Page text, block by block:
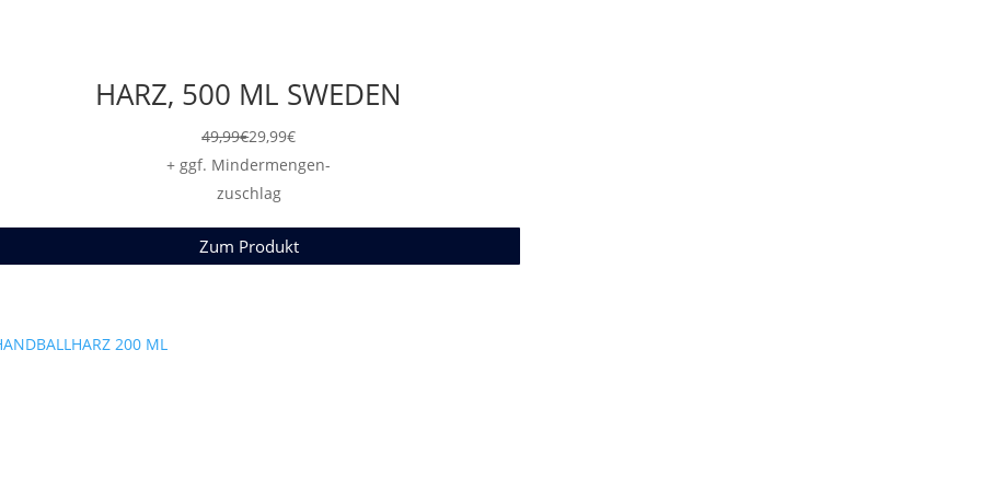
HARZ, 500 ML SWEDEN
49,99€29,99€
+ ggf. Mindermengen-
zuschlag
Zum Produkt